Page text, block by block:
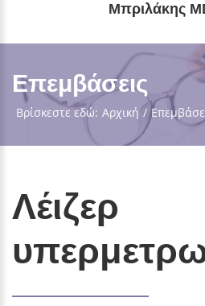
Μπριλάκης
Επεμβάσεις
Βρίσκεστε εδώ: Αρχική /
Λέιζερ